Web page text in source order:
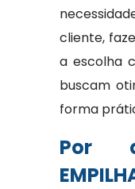
cliente,
a escolha
buscam
forma
Por